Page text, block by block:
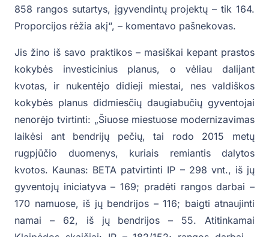
858 rangos sutartys, įgyvendintų projektų – tik 164.
Proporcijos rėžia akį“, – komentavo pašnekovas.
Jis žino iš savo praktikos – masiškai kepant prastos
kokybės investicinius planus, o vėliau dalijant
kvotas, ir nukentėjo didieji miestai, nes valdiškos
kokybės planus didmiesčių daugiabučių gyventojai
nenorėjo tvirtinti: „Šiuose miestuose modernizavimas
laikėsi ant bendrijų pečių, tai rodo 2015 metų
rugpjūčio duomenys, kuriais remiantis dalytos
kvotos. Kaunas: BETA patvirtinti IP – 298 vnt., iš jų
gyventojų iniciatyva – 169; pradėti rangos darbai –
170 namuose, iš jų bendrijos – 116; baigti atnaujinti
namai – 62, iš jų bendrijos – 55. Atitinkamai